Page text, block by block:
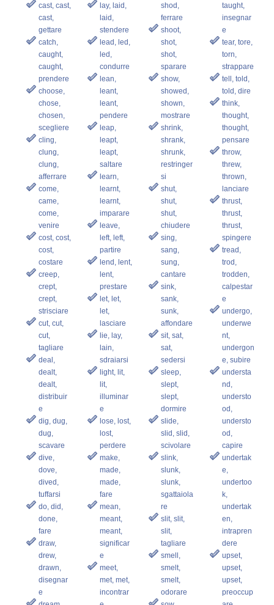
cast, cast,
cast,
gettare
catch,
caught,
caught,
prendere
choose,
chose,
chosen,
scegliere
cling,
clung,
clung,
afferrare
come,
came,
come,
venire
cost, cost,
cost,
costare
creep,
crept,
crept,
strisciare
cut, cut,
cut,
tagliare
deal,
dealt,
dealt,
distribuir
e
dig, dug,
dug,
scavare
dive,
dove,
dived,
tuffarsi
do, did,
done,
fare
draw,
drew,
drawn,
disegnar
e
lay, laid,
laid,
stendere
lead, led,
led,
condurre
lean,
leant,
leant,
pendere
leap,
leapt,
leapt,
saltare
learn,
learnt,
learnt,
imparare
leave,
left, left,
partire
lend, lent,
lent,
prestare
let, let,
let,
lasciare
lie, lay,
lain,
sdraiarsi
light, lit,
lit,
illuminar
e
lose, lost,
lost,
perdere
make,
made,
made,
fare
mean,
meant,
meant,
significar
e
meet,
met, met,
incontrar
shod,
ferrare
shoot,
shot,
shot,
sparare
show,
showed,
shown,
mostrare
shrink,
shrank,
shrunk,
restringer
si
shut,
shut,
shut,
chiudere
sing,
sang,
sung,
cantare
sink,
sank,
sunk,
affondare
sit, sat,
sat,
sedersi
sleep,
slept,
slept,
dormire
slide,
slid, slid,
scivolare
slink,
slunk,
slunk,
sgattaiola
re
slit, slit,
slit,
tagliare
smell,
smelt,
smelt,
odorare
taught,
insegnar
e
tear, tore,
torn,
strappare
tell, told,
told, dire
think,
thought,
thought,
pensare
throw,
threw,
thrown,
lanciare
thrust,
thrust,
thrust,
spingere
tread,
trod,
trodden,
calpestar
e
undergo,
underwe
nt,
undergon
e, subire
understa
nd,
understo
od,
understo
od,
capire
undertak
e,
undertoo
k,
undertak
en,
intrapren
dere
upset,
upset,
upset,
preoccup